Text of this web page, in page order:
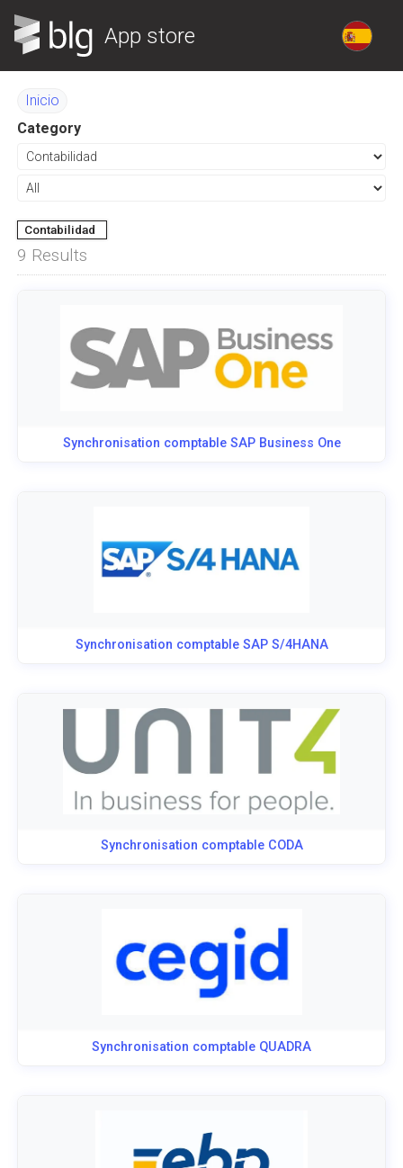
App store
Inicio
Category
Contabilidad
9 Results
Synchronisation comptable SAP Business One
Synchronisation comptable SAP S/4HANA
Synchronisation comptable CODA
Synchronisation comptable QUADRA